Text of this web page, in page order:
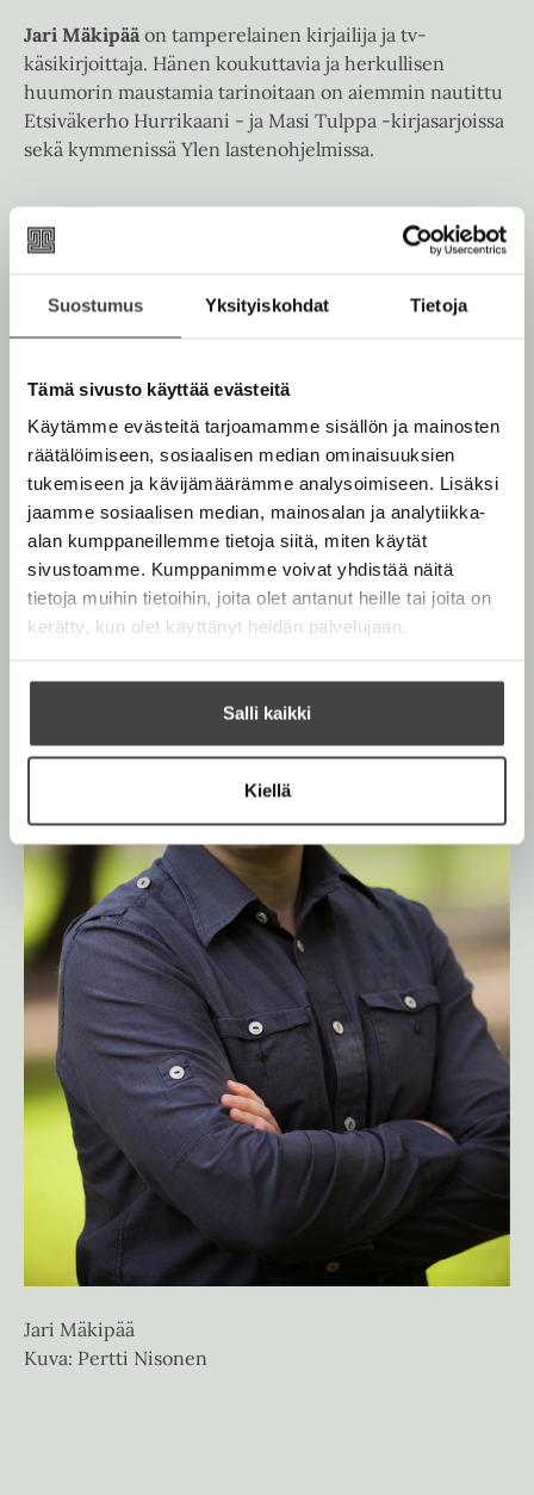
Suostumus Yksityiskohdat Tietoja
Tämä sivusto käyttää evästeitä
Käytämme evästeitä tarjoamamme sisällön ja mainosten
räätälöimiseen, sosiaalisen median ominaisuuksien
tukemiseen ja kävijämäärämme analysoimiseen. Lisäksi
jaamme sosiaalisen median, mainosalan ja analytiikka-
alan kumppaneillemme tietoja siitä, miten käytät
sivustoamme. Kumppanimme voivat yhdistää näitä
tietoja muihin tietoihin, joita olet antanut heille tai joita on
kerätty, kun olet käyttänyt heidän palvelujaan.
Salli kaikki
Kiellä
e
e
n
v
ä
i
l
h
e
u
t
e
e
n
ä
l
i
e
h
e
e
n
a
u
u
t
e
e
v
ä
i
l
h
t
e
e
n
Jari Mäkipää on tamperelainen kirjailija ja tv-
käsikirjoittaja. Hänen koukuttavia ja herkullisen
huumorin maustamia tarinoitaan on aiemmin nautittu
Etsiväkerho Hurrikaani - ja Masi Tulppa -kirjasarjoissa
sekä kymmenissä Ylen lastenohjelmissa.
Väinö Heinosenvauhdikkaat kuvitukset ovat
hauskuuttaneet lukuisissa lastenkirjoissa, oppikirjoissa
Jari Mäkipää
Lue lisää tekijästä
J
r
i
ä
k
i
p
ä
ä
O
h
a
u
t
O
h
a
u
t
Jari Mäkipää
Kuva: Pertti Nisonen